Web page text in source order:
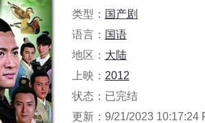
类型： 国产剧
语言： 国语
地区： 大陆
上映： 2012
状态：已完结
更新：9/21/2023 10:17:24